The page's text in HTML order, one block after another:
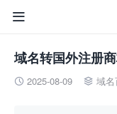

域名转国外注册
 2025-08-09  域